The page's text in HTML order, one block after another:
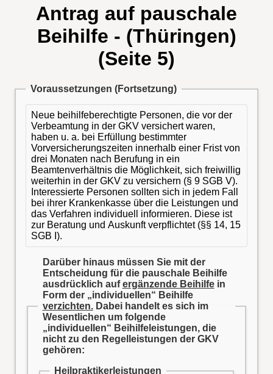
Antrag auf pauschale
Beihilfe - (Thüringen)
(Seite 5)
Voraussetzungen (Fortsetzung)
Neue beihilfeberechtigte Personen, die vor der
Verbeamtung in der GKV versichert waren,
haben u. a. bei Erfüllung bestimmter
Vorversicherungszeiten innerhalb einer Frist von
drei Monaten nach Berufung in ein
Beamtenverhältnis die Möglichkeit, sich freiwillig
weiterhin in der GKV zu versichern (§ 9 SGB V).
Interessierte Personen sollten sich in jedem Fall
bei ihrer Krankenkasse über die Leistungen und
das Verfahren individuell informieren. Diese ist
zur Beratung und Auskunft verpflichtet (§§ 14, 15
SGB I).
Darüber hinaus müssen Sie mit der
Entscheidung für die pauschale Beihilfe
ausdrücklich aufergänzende Beihilfein
Form der „individuellen“ Beihilfe
verzichten.Dabei handelt es sich im
Wesentlichen um folgende
„individuellen“ Beihilfeleistungen, die
nicht zu den Regelleistungen der GKV
gehören:
Heilpraktikerleistungen